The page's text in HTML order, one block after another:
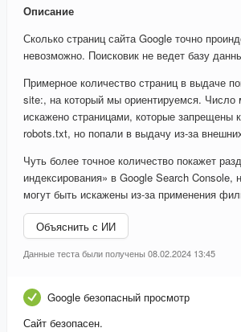
Описание
Сколько страниц сайта Google точно
невозможно. Поисковик не ведет базу
Примерное количество страниц в выдаче
site:, на который мы ориентируемся. Число
искажено страницами, которые запрещены
robots.txt, но попали в выдачу из-за
Чуть более точное количество покажет
индексирования» в Google Search Console,
могут быть искажены из-за применения
Объяснить с ИИ
Данные теста были получены 08.02.2024 13:45
Google безопасный просмотр
Сайт безопасен.